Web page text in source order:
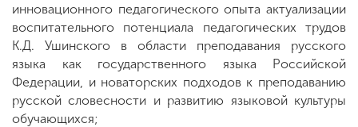
инновационного педагогического опыта актуализации
воспитательного потенциала педагогических трудов
К.Д. Ушинского в области преподавания русского
языка как государственного языка Российской
Федерации, и новаторских подходов к преподаванию
русской словесности и развитию языковой культуры
обучающихся;